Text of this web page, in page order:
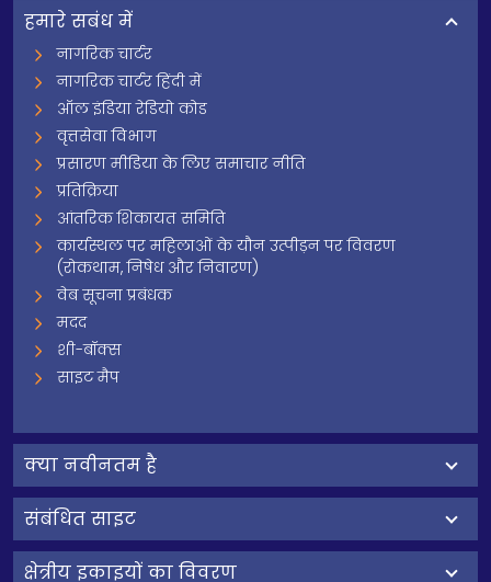
हमारे सबंध में
नागरिक चार्टर
नागरिक चार्टर हिंदी में
ऑल इंडिया रेडियो कोड
वृत्तसेवा विभाग
प्रसारण मीडिया के लिए समाचार नीति
प्रतिक्रिया
आंतरिक शिकायत समिति
कार्यस्थल पर महिलाओं के यौन उत्पीड़न पर विवरण
(रोकथाम, निषेध और निवारण)
वेब सूचना प्रबंधक
मदद
शी-बॉक्स
साइट मैप
क्‍या नवीनतम है
संबंधित साइट
क्षेत्रीय इकाइयों का विवरण